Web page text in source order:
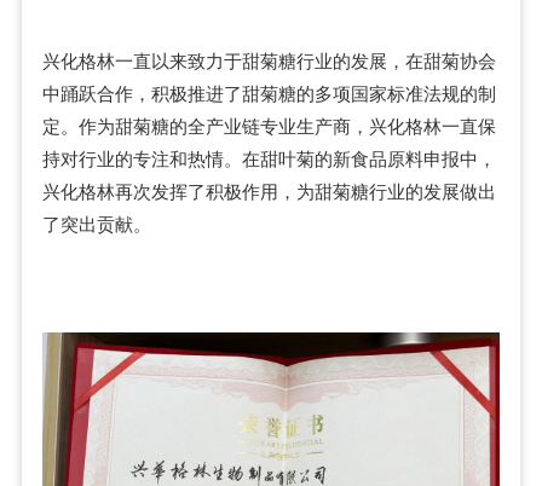
兴化格林一直以来致力于甜菊糖行业的发展，在甜菊协会
中踊跃合作，积极推进了甜菊糖的多项国家标准法规的制
定。作为甜菊糖的全产业链专业生产商，兴化格林一直保
持对行业的专注和热情。在甜叶菊的新食品原料申报中，
兴化格林再次发挥了积极作用，为甜菊糖行业的发展做出
了突出贡献。